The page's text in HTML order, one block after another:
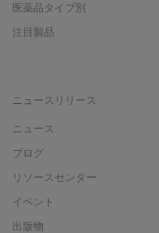
医薬品タイプ別
注目製品
ニュースリリース
ニュース
ブログ
リソースセンター
イベント
出版物